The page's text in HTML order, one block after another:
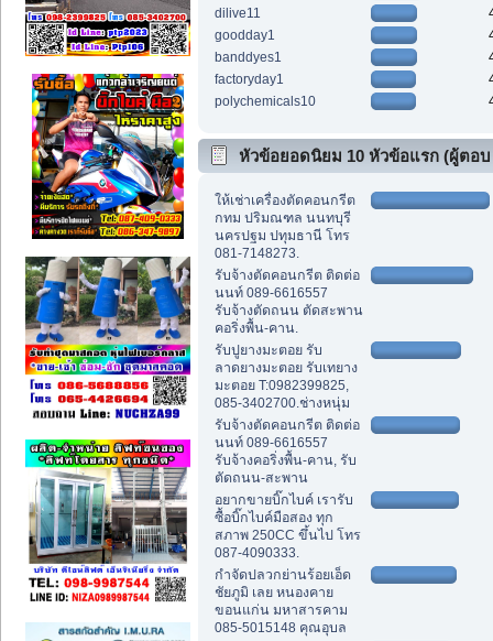
dilive11
goodday1
banddyes1
factoryday1
polychemicals10
หัวข้อยอดนิยม 10 หัวข้อแรก (ผู้ตอบ
สูงสุด)
ให้เช่าเครื่องตัดคอนกรีต
กทม ปริมณฑล นนทบุรี
นครปฐม ปทุมธานี โทร
081-7148273.
รับจ้างตัดคอนกรีต ติดต่อ
นนท์ 089-6616557
รับจ้างตัดถนน ตัดสะพาน
คอริ่งพื้น-คาน.
รับปูยางมะตอย รับ
ลาดยางมะตอย รับเทยาง
มะตอย T:0982399825,
085-3402700.ช่างหนุ่ม
รับจ้างตัดคอนกรีต ติดต่อ
นนท์ 089-6616557
รับจ้างคอริ่งพื้น-คาน, รับ
ตัดถนน-สะพาน
อยากขายบิ๊กไบค์ เรารับ
ซื้อบิ๊กไบค์มือสอง ทุก
สภาพ 250CC ขึ้นไป โทร
087-4090333.
กำจัดปลวกย่านร้อยเอ็ด
ชัยภูมิ เลย หนองคาย
ขอนแก่น มหาสารคาม
085-5015148 คุณอุบล